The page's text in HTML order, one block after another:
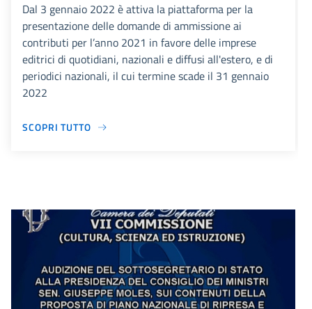
Dal 3 gennaio 2022 è attiva la piattaforma per la
presentazione delle domande di ammissione ai
contributi per l’anno 2021 in favore delle imprese
editrici di quotidiani, nazionali e diffusi all'estero, e di
periodici nazionali, il cui termine scade il 31 gennaio
2022
SCOPRI TUTTO